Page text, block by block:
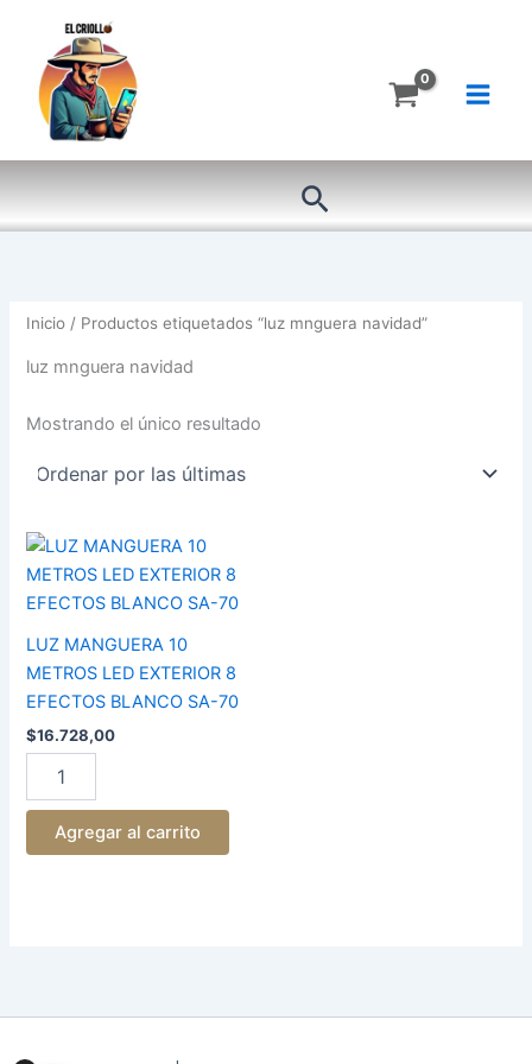
contenido
Buscar
Inicio / Productos etiquetados “luz mnguera navidad”
luz mnguera navidad
Mostrando el único resultado
LUZ MANGUERA 10
METROS LED EXTERIOR 8
EFECTOS BLANCO SA-70
$16.728,00
LUZ
MANGUERA
METROS
LED
8
EFECTOS
BLANCO
SA-
cantidad
Agregar al carrito